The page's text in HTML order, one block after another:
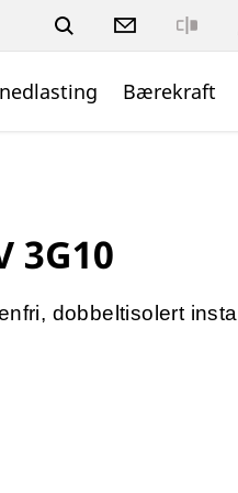
Bærekraft
3G10
dobbeltisolert